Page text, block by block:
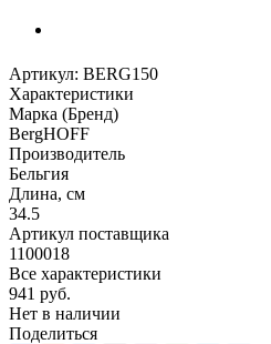
Артикул: BERG150
Характеристики
Марка (Бренд)
BergHOFF
Производитель
Бельгия
Длина, см
34.5
Артикул поставщика
1100018
Все характеристики
941 руб.
Нет в наличии
Поделиться